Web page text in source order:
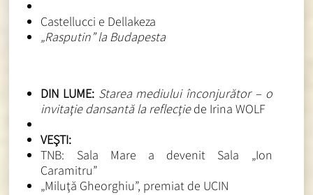
Castellucci e Dellakeza
„Rasputin” la Budapesta
DIN LUME: Starea mediului înconjurător – o
invitaţie dansantă la reflecţiede Irina WOLF
VEŞTI:
TNB: Sala Mare a devenit Sala „Ion
Caramitru”
„Miluţă Gheorghiu”, premiat de UCIN